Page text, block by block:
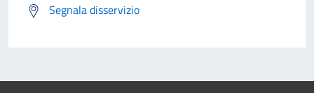
Segnala disservizio